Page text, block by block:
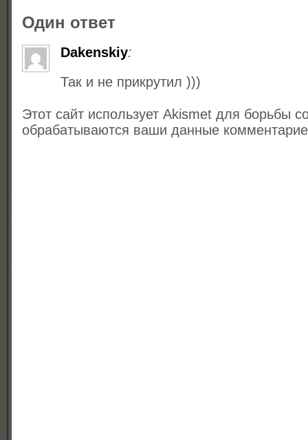
Один ответ
Dakenskiy:
Так и не прикрутил )))
Этот сайт использует Akismet для борьбы
обрабатываются ваши данные